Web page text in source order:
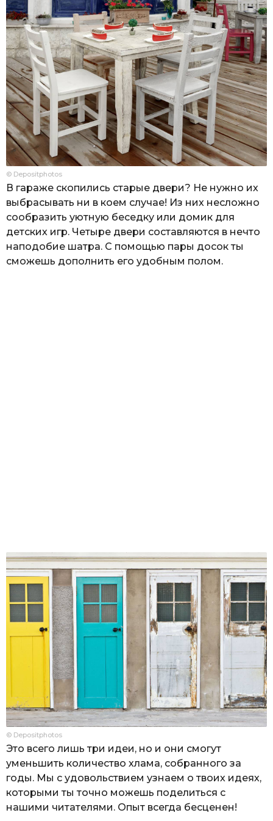
© Depositphotos
В гараже скопились старые двери? Не нужно их
выбрасывать ни в коем случае! Из них несложно
сообразить уютную беседку или домик для
детских игр. Четыре двери составляются в нечто
наподобие шатра. С помощью пары досок ты
сможешь дополнить его удобным полом.
© Depositphotos
Это всего лишь три идеи, но и они смогут
уменьшить количество хлама, собранного за
годы. Мы с удовольствием узнаем о твоих идеях,
которыми ты точно можешь поделиться с
нашими читателями. Опыт всегда бесценен!